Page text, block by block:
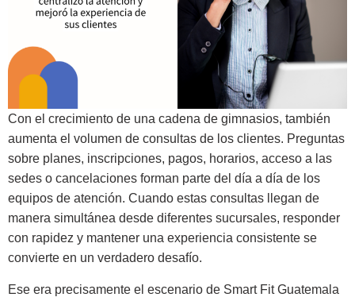
Con el crecimiento de una cadena de gimnasios, también
aumenta el volumen de consultas de los clientes. Preguntas
sobre planes, inscripciones, pagos, horarios, acceso a las
sedes o cancelaciones forman parte del día a día de los
equipos de atención. Cuando estas consultas llegan de
manera simultánea desde diferentes sucursales, responder
con rapidez y mantener una experiencia consistente se
convierte en un verdadero desafío.
Ese era precisamente el escenario de Smart Fit Guatemala